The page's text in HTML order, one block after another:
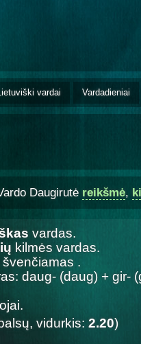
vardai Vardadieniai
Daugirutė reikšmė,
vardas.
kilmės vardas.
.
daug- (daug) + gir-
vidurkis: 2.20)